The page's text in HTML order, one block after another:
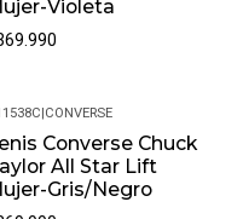
Condiciones Y
Una Política De
Que Estés
A Elegirnos.
Para Mantener Tu
Violeta
|CONVERSE
Converse Chuck
All Star Lift
Gris/Negro